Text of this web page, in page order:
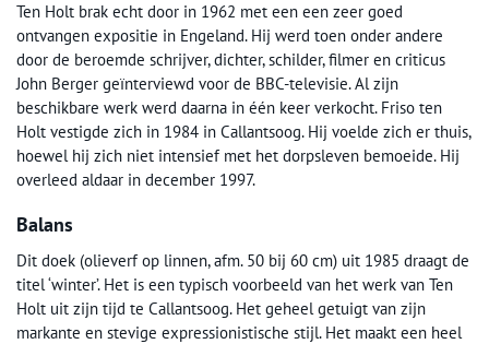
Ten Holt brak echt door in 1962 met een een zeer goed
ontvangen expositie in Engeland. Hij werd toen onder andere
door de beroemde schrijver, dichter, schilder, filmer en criticus
John Berger geïnterviewd voor de BBC-televisie. Al zijn
beschikbare werk werd daarna in één keer verkocht. Friso ten
Holt vestigde zich in 1984 in Callantsoog. Hij voelde zich er thuis,
hoewel hij zich niet intensief met het dorpsleven bemoeide. Hij
overleed aldaar in december 1997.
Balans
Dit doek (olieverf op linnen, afm. 50 bij 60 cm) uit 1985 draagt de
titel ‘winter’. Het is een typisch voorbeeld van het werk van Ten
Holt uit zijn tijd te Callantsoog. Het geheel getuigt van zijn
markante en stevige expressionistische stijl. Het maakt een heel